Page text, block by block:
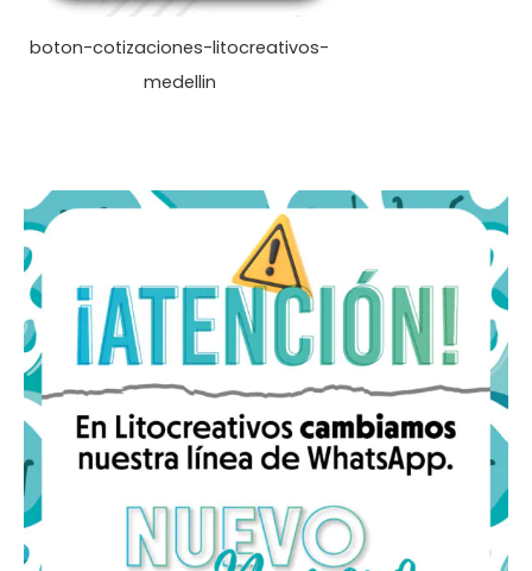
boton-cotizaciones-litocreativos-
medellin